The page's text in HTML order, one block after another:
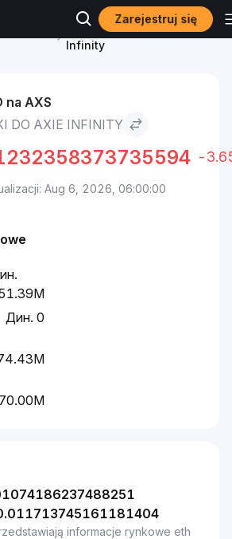
Zarejestruj się
Dinar serbski to Axie
Infinity
na AXS
DO AXIE INFINITY
-
Aug 6, 2026, 06:00:00
0
informacje rynkowe eth